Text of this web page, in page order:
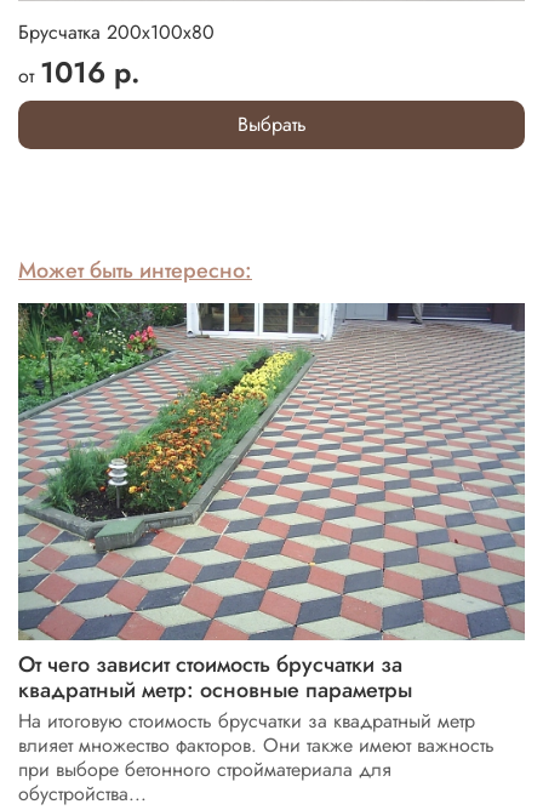
Брусчатка 200х100х80
от 1016 р.
Выбрать
Может быть интересно:
От чего зависит стоимость брусчатки за
квадратный метр: основные параметры
На итоговую стоимость брусчатки за квадратный метр
влияет множество факторов. Они также имеют важность
при выборе бетонного стройматериала для
обустройства...